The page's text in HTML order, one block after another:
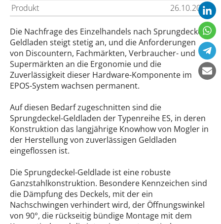
Produkt 26.10.2007
Die Nachfrage des Einzelhandels nach Sprungdeckel-
Geldladen steigt stetig an, und die Anforderungen
von Discountern, Fachmärkten, Verbraucher- und
Supermärkten an die Ergonomie und die
Zuverlässigkeit dieser Hardware-Komponente im
EPOS-System wachsen permanent.
Auf diesen Bedarf zugeschnitten sind die
Sprungdeckel-Geldladen der Typenreihe ES, in deren
Konstruktion das langjährige Knowhow von Mogler in
der Herstellung von zuverlässigen Geldladen
eingeflossen ist.
Die Sprungdeckel-Geldlade ist eine robuste
Ganzstahlkonstruktion. Besondere Kennzeichen sind
die Dämpfung des Deckels, mit der ein
Nachschwingen verhindert wird, der Öffnungswinkel
von 90°, die rückseitig bündige Montage mit dem